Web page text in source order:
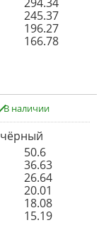
245.37
196.27
166.78
В наличии
чёрный
50.6
36.63
26.64
20.01
18.08
15.19